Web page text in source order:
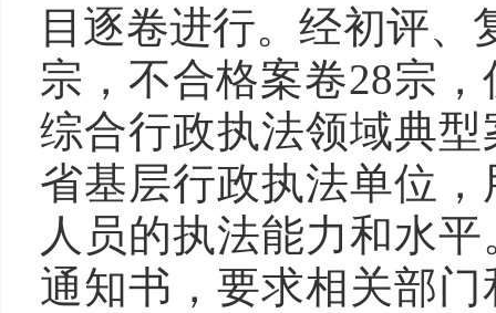
目逐卷进行。经初评、
宗，不合格案卷28宗
综合行政执法领域典
省基层行政执法单位
人员的执法能力和水
通知书，要求相关部